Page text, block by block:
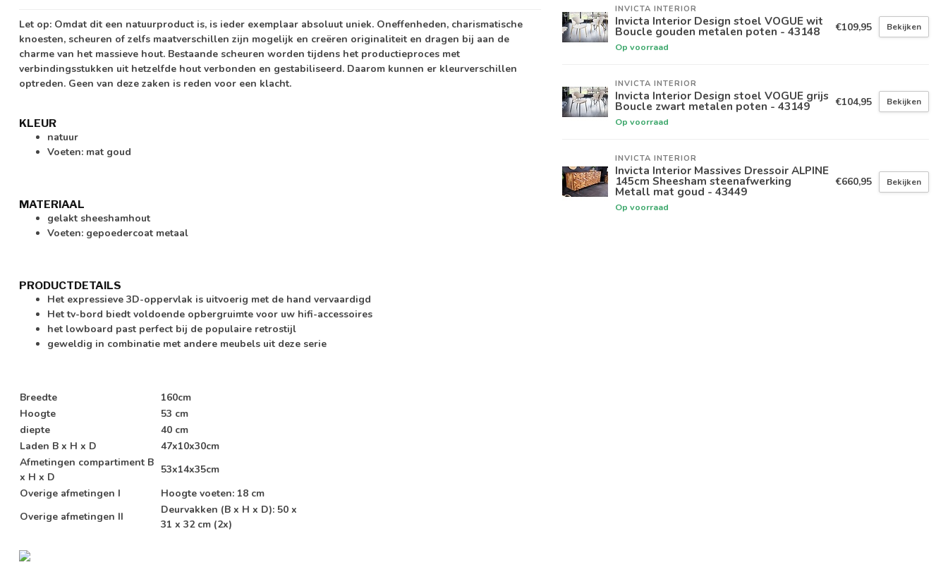
Let op: Omdat dit een natuurproduct is, is ieder exemplaar absoluut uniek. Oneffenheden, charismatische
knoesten, scheuren of zelfs maatverschillen zijn mogelijk en creëren originaliteit en dragen bij aan de
charme van het massieve hout. Bestaande scheuren worden tijdens het productieproces met
verbindingsstukken uit hetzelfde hout verbonden en gestabiliseerd. Daarom kunnen er kleurverschillen
optreden. Geen van deze zaken is reden voor een klacht.
KLEUR
natuur
Voeten: mat goud
MATERIAAL
gelakt sheeshamhout
Voeten: gepoedercoat metaal
PRODUCTDETAILS
Het expressieve 3D-oppervlak is uitvoerig met de hand vervaardigd
Het tv-bord biedt voldoende opbergruimte voor uw hifi-accessoires
het lowboard past perfect bij de populaire retrostijl
geweldig in combinatie met andere meubels uit deze serie
Breedte
160cm
Hoogte
53 cm
diepte
40 cm
Laden B x H x D
47x10x30cm
Afmetingen compartiment B
x H x D
53x14x35cm
Overige afmetingen I
Hoogte voeten: 18 cm
Overige afmetingen II
Deurvakken (B x H x D): 50 x
31 x 32 cm (2x)
INVICTA INTERIOR
Invicta Interior Design stoel VOGUE wit
Boucle gouden metalen poten - 43148
Op voorraad
€109,95 Bekijken
INVICTA INTERIOR
Invicta Interior Design stoel VOGUE grijs
Boucle zwart metalen poten - 43149
Op voorraad
€104,95 Bekijken
INVICTA INTERIOR
Invicta Interior Massives Dressoir ALPINE
145cm Sheesham steenafwerking
Metall mat goud - 43449
Op voorraad
€660,95 Bekijken